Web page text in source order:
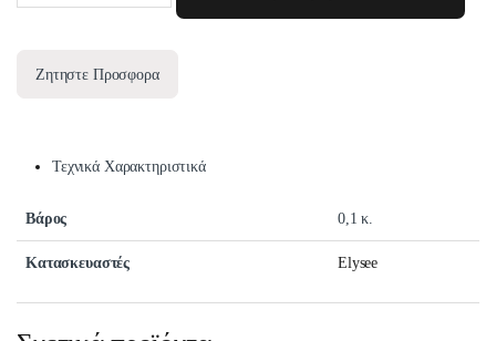
Ζητηστε Προσφορα
Τεχνικά Χαρακτηριστικά
Βάρος 0,1 κ.
Κατασκευαστές Elysee